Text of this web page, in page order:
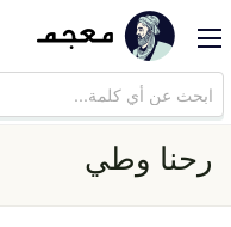
رحنا وطي